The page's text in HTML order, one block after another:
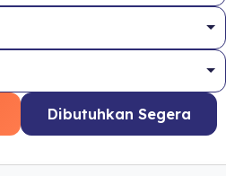
Dibutuhkan Segera